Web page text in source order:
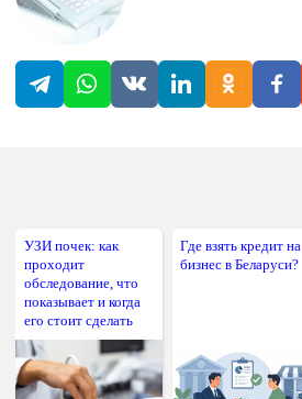
УЗИ почек: как
проходит
обследование, что
показывает и когда
его стоит сделать
Где взять кредит на
бизнес в Беларуси?